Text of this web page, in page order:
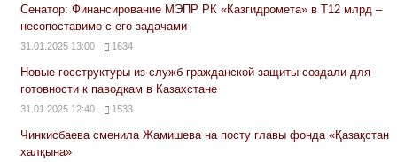
Сенатор: Финансирование МЭПР РК «Казгидромета» в Т12 млрд –
несопоставимо с его задачами
31.01.2025 13:00 1634
Новые госструктуры из служб гражданской защиты создали для
готовности к паводкам в Казахстане
31.01.2025 12:40 1533
Чинкисбаева сменила Жамишева на посту главы фонда «Қазақстан
халқына»